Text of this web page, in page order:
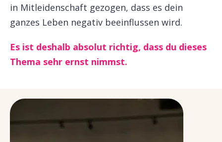
in Mitleidenschaft gezogen, dass es dein
ganzes Leben negativ beeinflussen wird.
Es ist deshalb absolut richtig, dass du dieses
Thema sehr ernst nimmst.